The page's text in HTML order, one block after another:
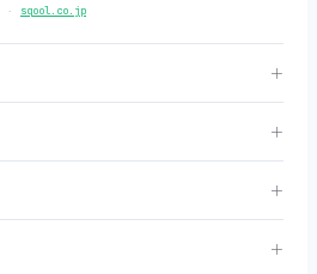
‧ sqool.co.jp
＋
＋
＋
＋